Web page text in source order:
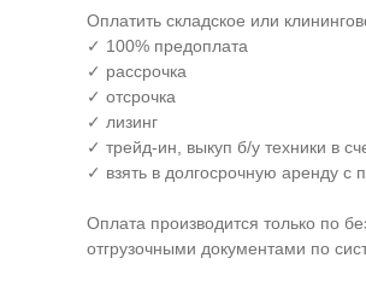
Оплатить складское или
✓ 100% предоплата
✓ рассрочка
✓ отсрочка
✓ лизинг
✓ трейд-ин, выкуп б/у техники в
✓ взять в долгосрочную аренду с
Оплата производится только по
отгрузочными документами по